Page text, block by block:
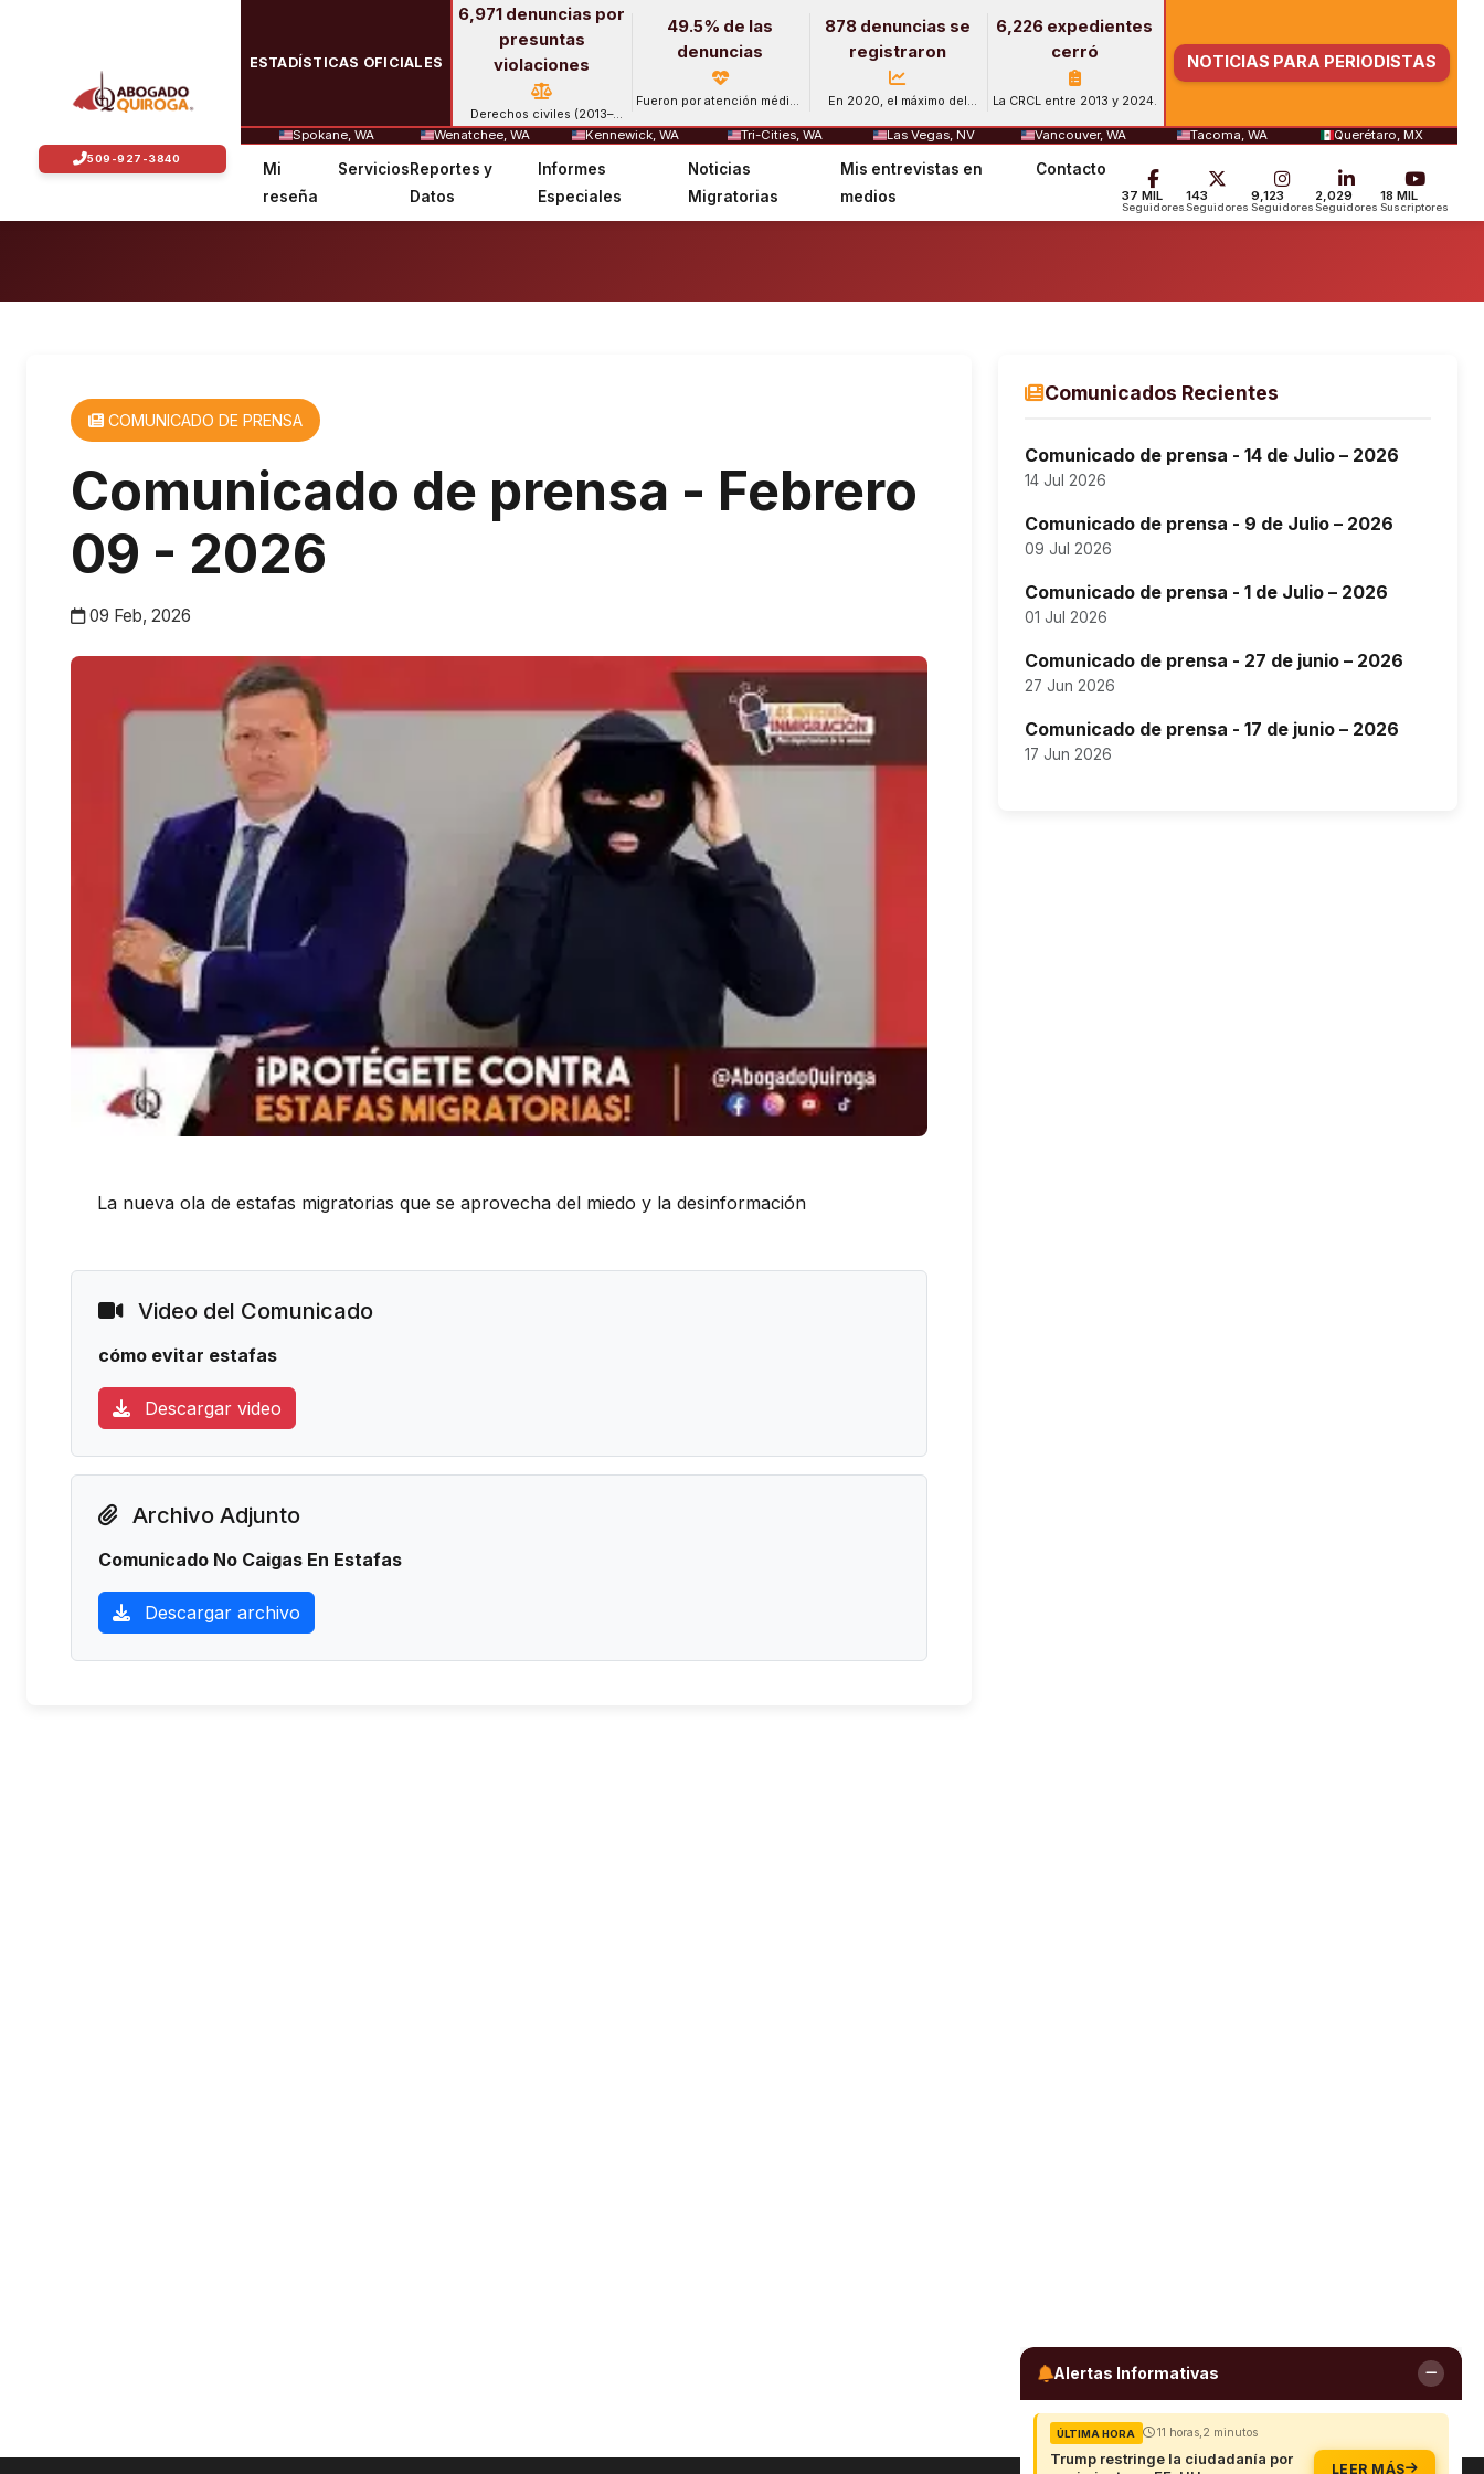
ESTADÍSTICAS OFICIALES
6,971 denuncias por
presuntas
violaciones
Derechos civiles (2013–
2024).
49.5% de las
denuncias
Fueron por atención médica
878 denuncias se
registraron
En 2020, el máximo del
6,226 expedientes
cerró
La CRCL entre 2013 y 2024.
NOTICIAS PARA PERIODISTAS
Spokane, WA Wenatchee, WA Kennewick, WA Tri-Cities, WA Las Vegas, NV Vancouver, WA Tacoma, WA Querétaro, MX
Mi
reseña
ServiciosReportes y
Datos
Informes
Especiales
Noticias
Migratorias
Mis entrevistas en
medios
Contacto
37 MIL
Seguidores
143
Seguidores
9,123
Seguidores
2,029
Seguidores
18 MIL
Suscriptores
Comunicados de Prensa Comunicado de prensa - Febrero …
COMUNICADO DE PRENSA
Comunicado de prensa - Febrero
09 - 2026
09 Feb, 2026
La nueva ola de estafas migratorias que se aprovecha del miedo y la desinformación
Video del Comunicado
cómo evitar estafas
Descargar video
Archivo Adjunto
Comunicado No Caigas En Estafas
Descargar archivo
Comunicados Recientes
Comunicado de prensa - 14 de Julio – 2026
14 Jul 2026
Comunicado de prensa - 9 de Julio – 2026
09 Jul 2026
Comunicado de prensa - 1 de Julio – 2026
01 Jul 2026
Comunicado de prensa - 27 de junio – 2026
27 Jun 2026
Comunicado de prensa - 17 de junio – 2026
17 Jun 2026
Alertas Informativas
ÚLTIMA HORA 11 horas,2 minutos
Trump restringe la ciudadanía por
LEER MÁS